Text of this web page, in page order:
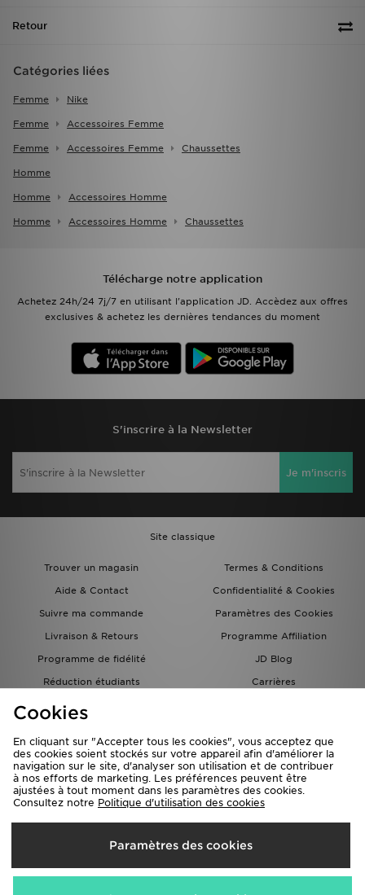
Retour
Catégories liées
Femme Nike
Femme Accessoires Femme
Femme Accessoires Femme Chaussettes
Homme
Homme Accessoires Homme
Homme Accessoires Homme Chaussettes
Télécharge notre application
Achetez 24h/24 7j/7 en utilisant l'application JD. Accèdez aux offres
exclusives & achetez les dernières tendances du moment
S'inscrire à la Newsletter
Je m'inscris
Site classique
Trouver un magasin
Termes & Conditions
Aide & Contact
Confidentialité & Cookies
Suivre ma commande
Paramètres des Cookies
Livraison & Retours
Programme Affiliation
Programme de fidélité
JD Blog
Réduction étudiants
Carrières
Carte Cadeau
Livraison Vers
France
Cookies
En cliquant sur "Accepter tous les cookies", vous acceptez que
des cookies soient stockés sur votre appareil afin d'améliorer la
navigation sur le site, d'analyser son utilisation et de contribuer
à nos efforts de marketing. Les préférences peuvent être
ajustées à tout moment dans les paramètres des cookies.
Consultez notre Politique d'utilisation des cookies
Paramètres des cookies